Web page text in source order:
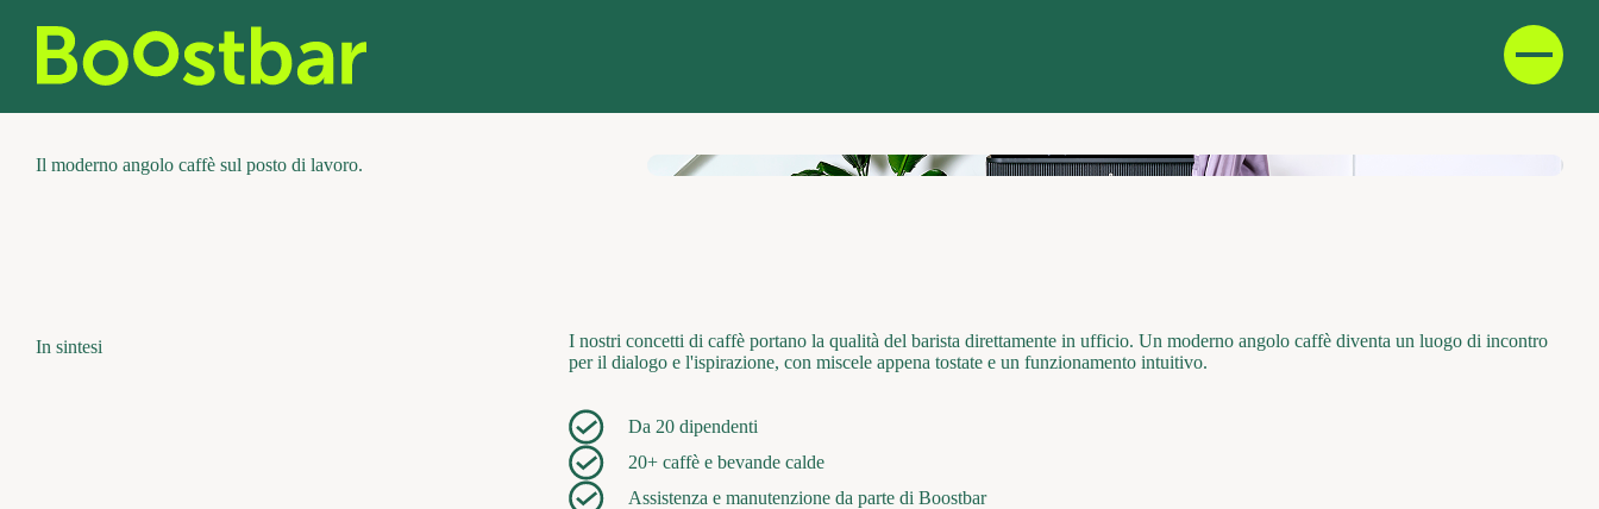
contenuto
Il moderno angolo caffè sul posto di lavoro.
In sintesi
I nostri concetti di caffè portano la qualità del barista direttamente in ufficio. Un moderno angolo caffè diventa un luogo di incontro
per il dialogo e l'ispirazione, con miscele appena tostate e un funzionamento intuitivo.
Da 20 dipendenti
20+ caffè e bevande calde
Assistenza e manutenzione da parte di Boostbar